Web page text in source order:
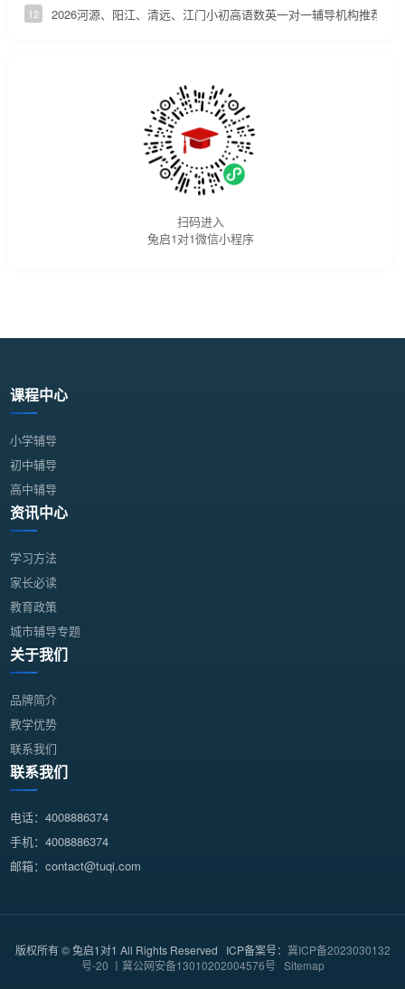
12 2026河源、阳江、清远、江门小初高语数英一对一辅导机构推荐
扫码进入
兔启1对1微信小程序
课程中心
小学辅导
初中辅导
高中辅导
资讯中心
学习方法
家长必读
教育政策
城市辅导专题
关于我们
品牌简介
教学优势
联系我们
联系我们
电话：4008886374
手机：4008886374
邮箱：contact@tuqi.com
版权所有 © 兔启1对1 All Rights Reserved ICP备案号： 冀ICP备2023030132
号-20 丨冀公网安备13010202004576号 Sitemap